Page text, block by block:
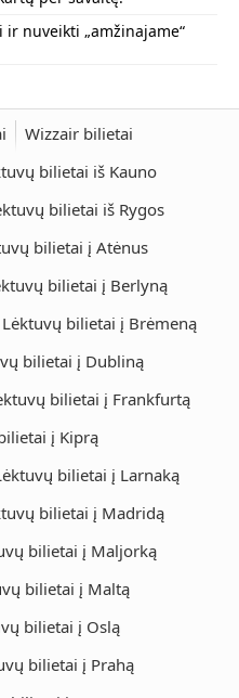
nuveikti „amžinajame“
Wizzair bilietai
bilietai iš Kauno
bilietai iš Rygos
bilietai į Atėnus
bilietai į Berlyną
Lėktuvų bilietai į Brėmeną
bilietai į Dubliną
bilietai į Frankfurtą
į Kiprą
bilietai į Larnaką
bilietai į Madridą
bilietai į Maljorką
bilietai į Maltą
bilietai į Oslą
bilietai į Prahą